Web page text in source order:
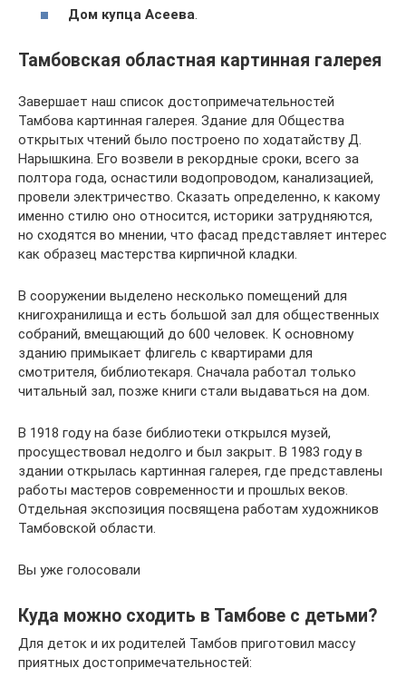
Дом купца Асеева
Тамбовская областная картинная галерея
Завершает наш список достопримечательностей
Тамбова картинная галерея. Здание для Общества
открытых чтений было построено по ходатайству Д.
Нарышкина. Его возвели в рекордные сроки, всего за
полтора года, оснастили водопроводом, канализацией,
провели электричество. Сказать определенно, к какому
именно стилю оно относится, историки затрудняются,
но сходятся во мнении, что фасад представляет интерес
как образец мастерства кирпичной кладки.
В сооружении выделено несколько помещений для
книгохранилища и есть большой зал для общественных
собраний, вмещающий до 600 человек. К основному
зданию примыкает флигель с квартирами для
смотрителя, библиотекаря. Сначала работал только
читальный зал, позже книги стали выдаваться на дом.
В 1918 году на базе библиотеки открылся музей,
просуществовал недолго и был закрыт. В 1983 году в
здании открылась картинная галерея, где представлены
работы мастеров современности и прошлых веков.
Отдельная экспозиция посвящена работам художников
Тамбовской области.
Вы уже голосовали
Куда можно сходить в Тамбове с детьми?
Для деток и их родителей Тамбов приготовил массу
приятных достопримечательностей: